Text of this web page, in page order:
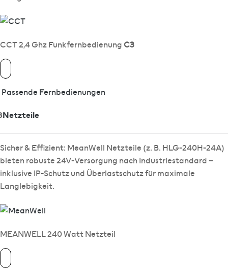
CCT 2,4 Ghz Funkfernbedienung C3
Passende Fernbedienungen
Netzteile
Sicher & Effizient: MeanWell Netzteile (z. B. HLG-240H-24A)
bieten robuste 24V-Versorgung nach Industriestandard –
inklusive IP-Schutz und Überlastschutz für maximale
Langlebigkeit.
MEANWELL 240 Watt Netzteil